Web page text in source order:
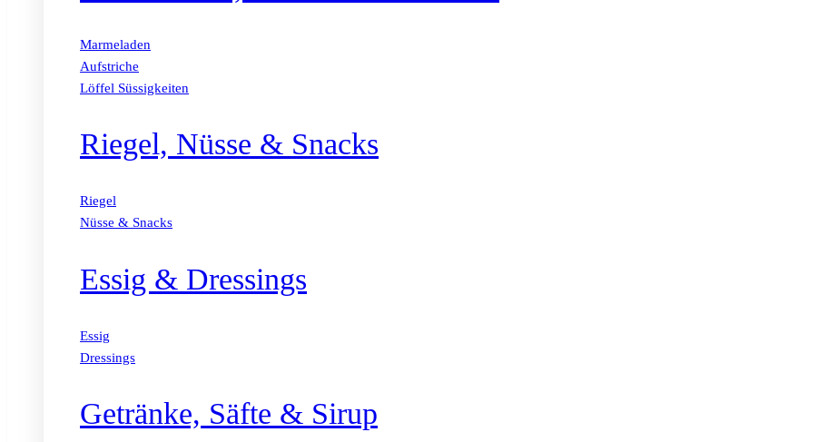
Marmeladen
Aufstriche
Löffel Süssigkeiten
Riegel, Nüsse & Snacks
Riegel
Nüsse & Snacks
Essig & Dressings
Essig
Dressings
Getränke, Säfte & Sirup